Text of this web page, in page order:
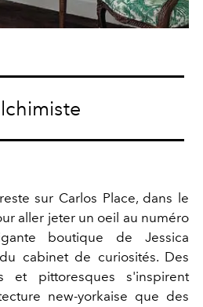
sur Carlos Place, dans le
aller jeter un oeil au numéro
boutique de Jessica
cabinet de curiosités. Des
et pittoresques s'inspirent
new-yorkaise que des